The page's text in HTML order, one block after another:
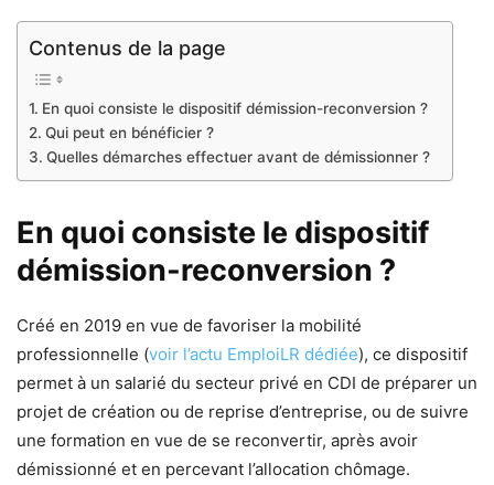
Contenus de la page
En quoi consiste le dispositif démission-reconversion ?
Qui peut en bénéficier ?
Quelles démarches effectuer avant de démissionner ?
En quoi consiste le dispositif
démission-reconversion ?
Créé en 2019 en vue de favoriser la mobilité
professionnelle (voir l’actu EmploiLR dédiée), ce dispositif
permet à un salarié du secteur privé en CDI de préparer un
projet de création ou de reprise d’entreprise, ou de suivre
une formation en vue de se reconvertir, après avoir
démissionné et en percevant l’allocation chômage.